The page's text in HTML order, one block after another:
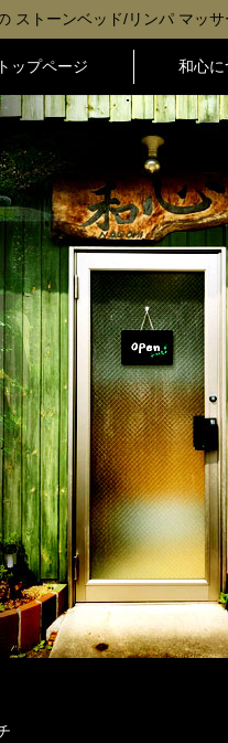
ストーンベッド/リンパ マッ
トップページ 和心に